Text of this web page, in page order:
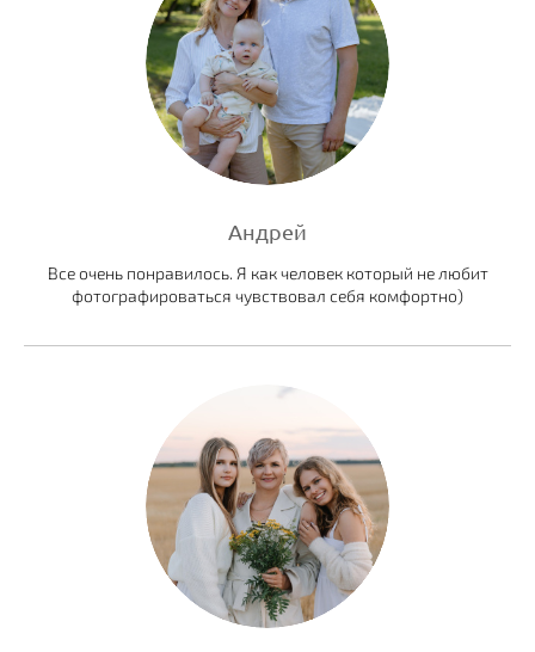
Андрей
Все очень понравилось. Я как человек который не любит
фотографироваться чувствовал себя комфортно)